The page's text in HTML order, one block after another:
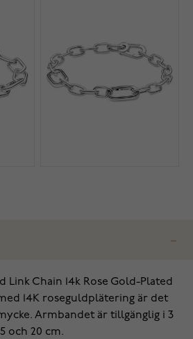
Link Chain 14k Rose Gold-Plated
14K roseguldplätering är det
Armbandet är tillgänglig i 3
och 20 cm.